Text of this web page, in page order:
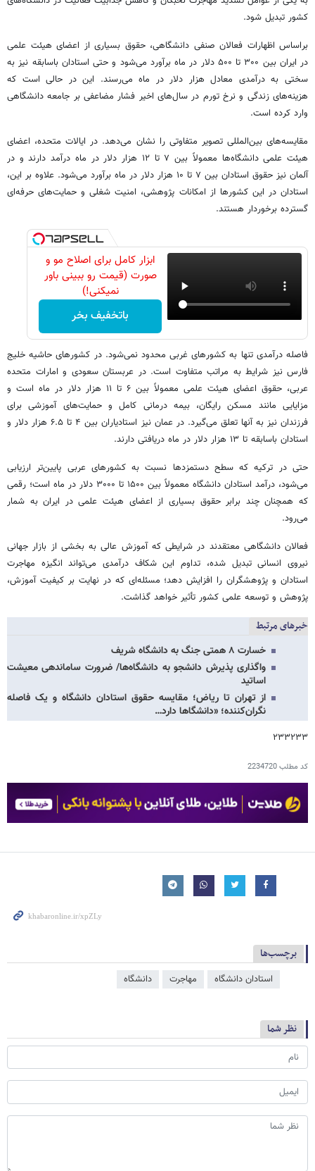
کشور تبدیل شود.
براساس اظهارات فعالان صنفی دانشگاهی، حقوق بسیاری از اعضای هیئت علمی
در ایران بین ۳۰۰ تا ۵۰۰ دلار در ماه برآورد می‌شود و حتی استادان باسابقه نیز به
سختی به درآمدی معادل هزار دلار در ماه می‌رسند. این در حالی است که
هزینه‌های زندگی و نرخ تورم در سال‌های اخیر فشار مضاعفی بر جامعه دانشگاهی
وارد کرده است.
مقایسه‌های بین‌المللی تصویر متفاوتی را نشان می‌دهد. در ایالات متحده، اعضای
هیئت علمی دانشگاه‌ها معمولاً بین ۷ تا ۱۲ هزار دلار در ماه درآمد دارند و در
آلمان نیز حقوق استادان بین ۷ تا ۱۰ هزار دلار در ماه برآورد می‌شود. علاوه بر این،
استادان در این کشورها از امکانات پژوهشی، امنیت شغلی و حمایت‌های حرفه‌ای
گسترده برخوردار هستند.
ابزار کامل برای اصلاح مو و
صورت (قیمت رو ببینی باور
نمیکنی!)
باتخفیف بخر
فاصله درآمدی تنها به کشورهای غربی محدود نمی‌شود. در کشورهای حاشیه خلیج
فارس نیز شرایط به مراتب متفاوت است. در عربستان سعودی و امارات متحده
عربی، حقوق اعضای هیئت علمی معمولاً بین ۶ تا ۱۱ هزار دلار در ماه است و
مزایایی مانند مسکن رایگان، بیمه درمانی کامل و حمایت‌های آموزشی برای
فرزندان نیز به آنها تعلق می‌گیرد. در عمان نیز استادیاران بین ۴ تا ۶.۵ هزار دلار و
استادان باسابقه تا ۱۳ هزار دلار در ماه دریافتی دارند.
حتی در ترکیه که سطح دستمزدها نسبت به کشورهای عربی پایین‌تر ارزیابی
می‌شود، درآمد استادان دانشگاه معمولاً بین ۱۵۰۰ تا ۳۰۰۰ دلار در ماه است؛ رقمی
که همچنان چند برابر حقوق بسیاری از اعضای هیئت علمی در ایران به شمار
می‌رود.
فعالان دانشگاهی معتقدند در شرایطی که آموزش عالی به بخشی از بازار جهانی
نیروی انسانی تبدیل شده، تداوم این شکاف درآمدی می‌تواند انگیزه مهاجرت
استادان و پژوهشگران را افزایش دهد؛ مسئله‌ای که در نهایت بر کیفیت آموزش،
پژوهش و توسعه علمی کشور تأثیر خواهد گذاشت.
خبرهای مرتبط
خسارت ۸ همتی جنگ به دانشگاه شریف
واگذاری پذیرش دانشجو به دانشگاه‌ها/ ضرورت ساماندهی معیشت
اساتید
از تهران تا ریاض؛ مقایسه حقوق استادان دانشگاه و یک فاصله
نگران‌کننده؛ «دانشگاها دارد…
۲۳۳۲۳۳
کد مطلب2234720
برچسب‌ها
استادان دانشگاه مهاجرت دانشگاه
نظر شما